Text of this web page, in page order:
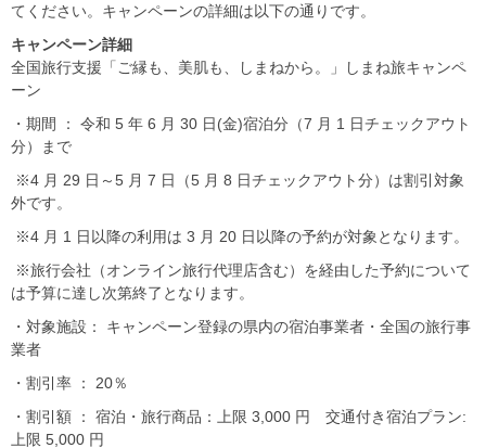
てください。キャンペーンの詳細は以下の通りです。
キャンペーン詳細
全国旅行支援「ご縁も、美肌も、しまねから。」しまね旅キャンペ
ーン
・期間 ： 令和 5 年 6 月 30 日(金)宿泊分（7 月 1 日チェックアウト
分）まで
※4 月 29 日～5 月 7 日（5 月 8 日チェックアウト分）は割引対象
外です。
※4 月 1 日以降の利用は 3 月 20 日以降の予約が対象となります。
※旅行会社（オンライン旅行代理店含む）を経由した予約について
は予算に達し次第終了となります。
・対象施設： キャンペーン登録の県内の宿泊事業者・全国の旅行事
業者
・割引率 ： 20％
・割引額 ： 宿泊・旅行商品：上限 3,000 円 交通付き宿泊プラン:
上限 5,000 円